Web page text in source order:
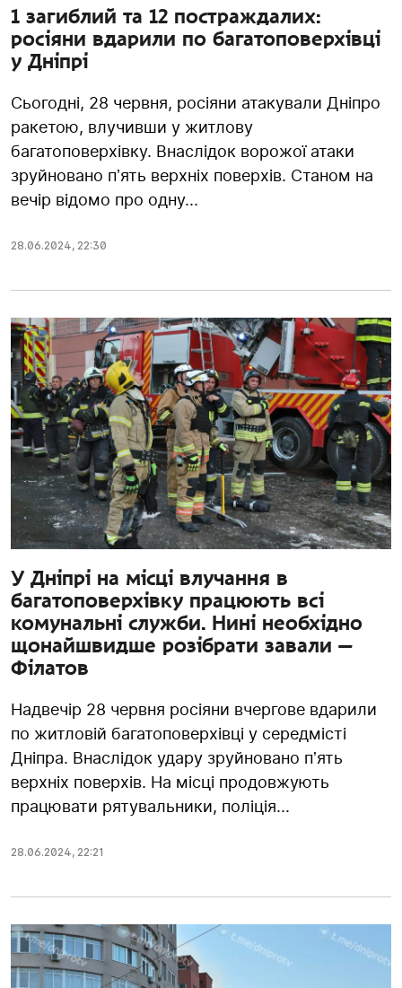
1 загиблий та 12 постраждалих:
росіяни вдарили по багатоповерхівці
у Дніпрі
Сьогодні, 28 червня, росіяни атакували Дніпро
ракетою, влучивши у житлову
багатоповерхівку. Внаслідок ворожої атаки
зруйновано пʼять верхніх поверхів. Станом на
вечір відомо про одну...
28.06.2024, 22:30
У Дніпрі на місці влучання в
багатоповерхівку працюють всі
комунальні служби. Нині необхідно
щонайшвидше розібрати завали —
Філатов
Надвечір 28 червня росіяни вчергове вдарили
по житловій багатоповерхівці у середмісті
Дніпра. Внаслідок удару зруйновано пʼять
верхніх поверхів. На місці продовжують
працювати рятувальники, поліція...
28.06.2024, 22:21